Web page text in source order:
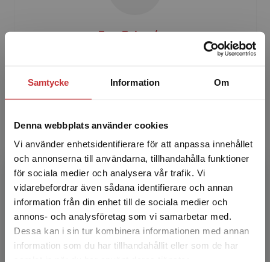
Samtycke Information Om
Denna webbplats använder cookies
Vi använder enhetsidentifierare för att anpassa innehållet
och annonserna till användarna, tillhandahålla funktioner
för sociala medier och analysera vår trafik. Vi
vidarebefordrar även sådana identifierare och annan
information från din enhet till de sociala medier och
annons- och analysföretag som vi samarbetar med.
Dessa kan i sin tur kombinera informationen med annan
information som du har tillhandahållit eller som de har
Begränsad fraktregion
Det verkar som att du besöker
Eva Bringéus
Eva Bringéus är adjunkt i svenska med didaktisk
inriktning och arbetar vid Malmö universitet på
Catarina Economou
Catarina Economou är lektor i svenska som